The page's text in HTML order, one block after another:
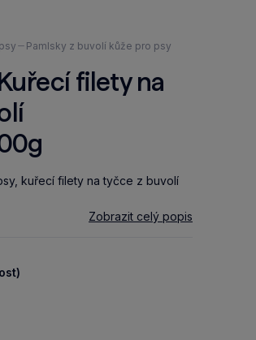
Pamlsky z buvolí kůže pro psy
filety na
kuřecí filety na tyčce z buvolí
Zobrazit celý popis